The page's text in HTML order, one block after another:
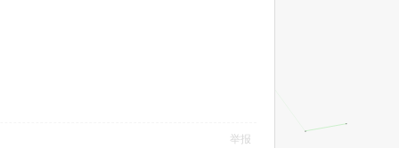
举报